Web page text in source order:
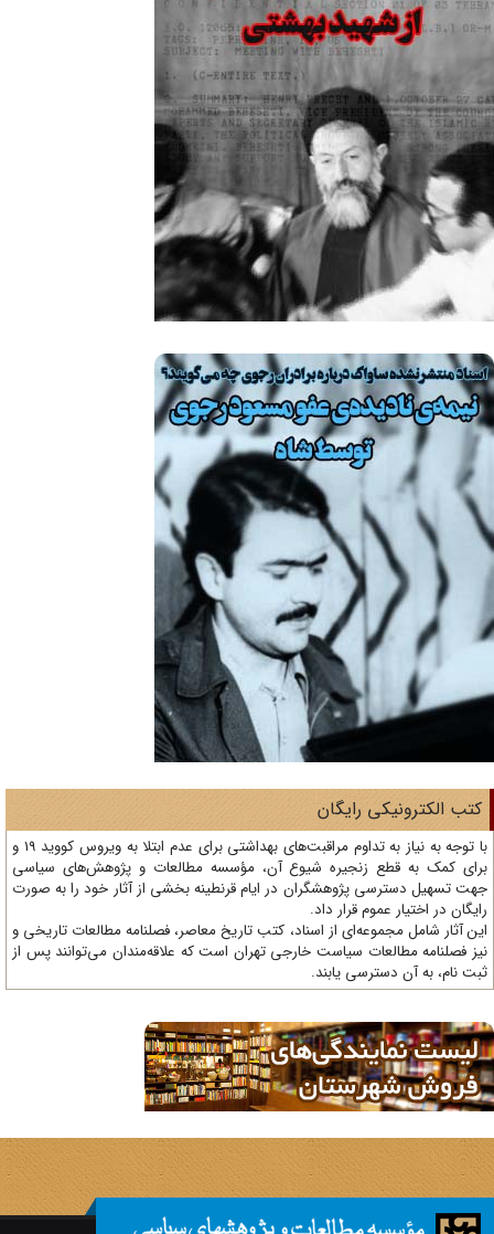
الکترونیکی رایگان
با توجه به نیاز به تداوم مراقبت‌های بهداشتی برای عدم ابتلا به ویروس کووید 19 و
کمک به قطع زنجیره شیوع آن، مؤسسه مطالعات و پژوهش‌های سیاسی
تسهیل دسترسی پژوهشگران در ایام قرنطینه بخشی از آثار خود را به صورت
در اختیار عموم قرار داد.
آثار شامل مجموعه‌ای از اسناد، کتب تاریخ معاصر، فصلنامه‌ مطالعات تاریخی و
فصلنامه مطالعات سیاست خارجی تهران است که علاقه‌مندان می‌توانند پس از
نام، به آن دسترسی یابند.